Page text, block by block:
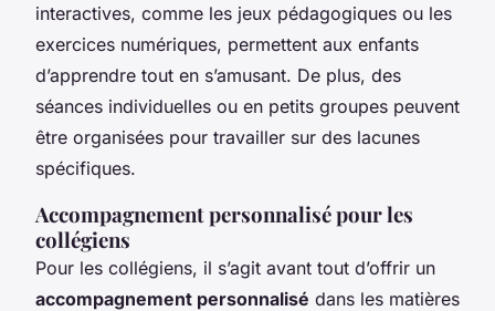
interactives, comme les jeux pédagogiques ou les
exercices numériques, permettent aux enfants
d’apprendre tout en s’amusant. De plus, des
séances individuelles ou en petits groupes peuvent
être organisées pour travailler sur des lacunes
spécifiques.
Accompagnement personnalisé pour les
collégiens
Pour les collégiens, il s’agit avant tout d’offrir un
accompagnement personnalisé dans les matières